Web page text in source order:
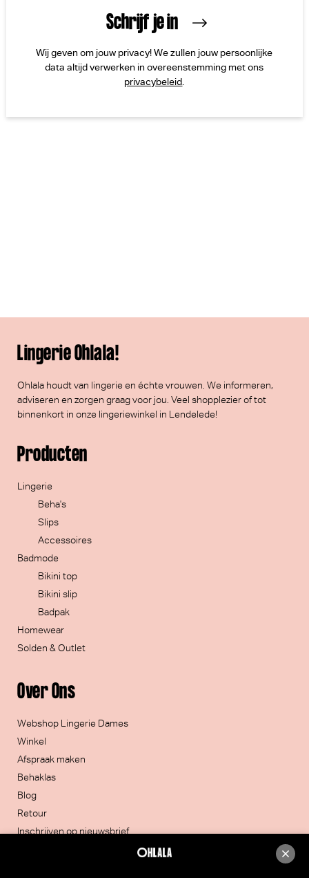
Wij geven om jouw privacy! We zullen jouw persoonlijke
data altijd verwerken in overeenstemming met ons
privacybeleid
Lingerie Ohlala!
Ohlala houdt van lingerie en échte vrouwen. We informeren,
adviseren en zorgen graag voor jou. Veel shopplezierof tot
binnenkort in onze lingeriewinkel in Lendelede!
Over Ons
Webshop Lingerie Dames
Winkel
Afspraak maken
Behaklas
Blog
Retour
Inschrijven op nieuwsbrief
Producten
Lingerie
Beha's
Slips
Accessoires
Badmode
Bikini top
Bikini slip
Badpak
Homewear
Solden & Outlet